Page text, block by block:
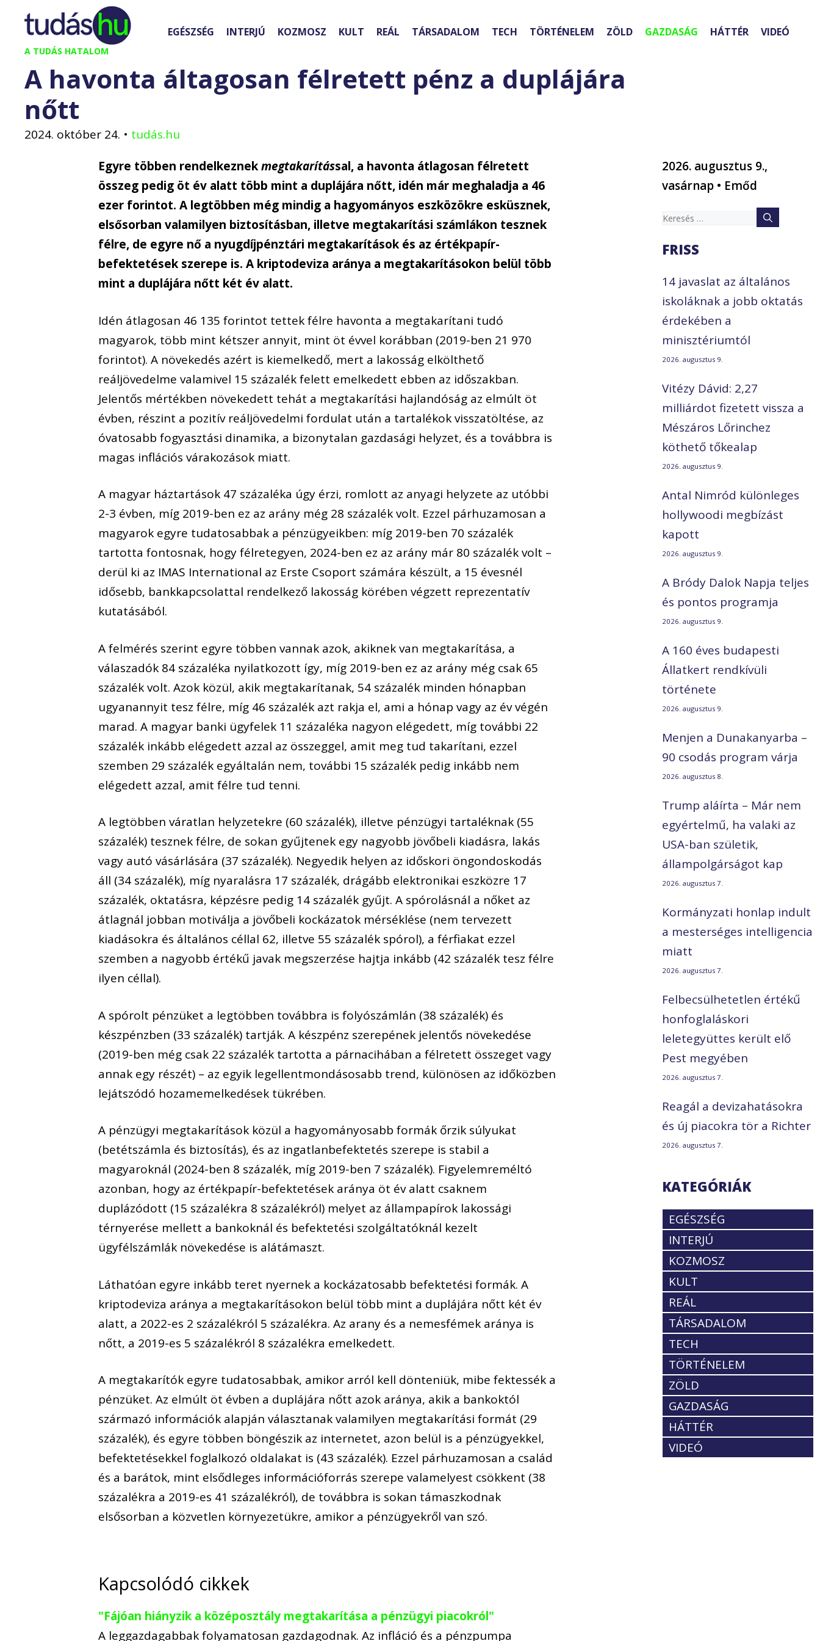
Kilépés
tartalomba
A TUDÁS HATALOM
EGÉSZSÉG INTERJÚ KOZMOSZ KULT REÁL TÁRSADALOM TECH TÖRTÉNELEM ZÖLD GAZDASÁG HÁTTÉR VIDEÓ
A havonta áltagosan félretett pénz a duplájára
nőtt
2024. október 24. • tudás.hu
Egyre többen rendelkeznekmegtakarítással, a havonta átlagosan félretett
összeg pedig öt év alatt több mint a duplájára nőtt, idén már meghaladja a 46
ezer forintot. A legtöbben még mindig a hagyományos eszközökre esküsznek,
elsősorban valamilyen biztosításban, illetve megtakarítási számlákon tesznek
félre, de egyre nő a nyugdíjpénztári megtakarítások és az értékpapír-
befektetések szerepe is. A kriptodeviza aránya a megtakarításokon belül több
mint a duplájára nőtt két év alatt.
Idén átlagosan 46 135 forintot tettek félre havonta a megtakarítani tudó
magyarok, több mint kétszer annyit, mint öt évvel korábban (2019-ben 21 970
forintot). A növekedés azért is kiemelkedő, mert a lakosság elkölthető
reáljövedelme valamivel 15 százalék felett emelkedett ebben az időszakban.
Jelentős mértékben növekedett tehát a megtakarítási hajlandóság az elmúlt öt
évben, részint a pozitív reáljövedelmi fordulat után a tartalékok visszatöltése, az
óvatosabb fogyasztási dinamika, a bizonytalan gazdasági helyzet, és a továbbra is
magas inflációs várakozások miatt.
A magyar háztartások 47 százaléka úgy érzi, romlott az anyagi helyzete az utóbbi
2-3 évben, míg 2019-ben ez az arány még 28 százalék volt. Ezzel párhuzamosan a
magyarok egyre tudatosabbak a pénzügyeikben: míg 2019-ben 70 százalék
tartotta fontosnak, hogy félretegyen, 2024-ben ez az arány már 80 százalék volt –
derül ki az IMAS International az Erste Csoport számára készült, a 15 évesnél
idősebb, bankkapcsolattal rendelkező lakosság körében végzett reprezentatív
kutatásából.
A felmérés szerint egyre többen vannak azok, akiknek van megtakarítása, a
válaszadók 84 százaléka nyilatkozott így, míg 2019-ben ez az arány még csak 65
százalék volt. Azok közül, akik megtakarítanak, 54 százalék minden hónapban
ugyanannyit tesz félre, míg 46 százalék azt rakja el, ami a hónap vagy az év végén
marad. A magyar banki ügyfelek 11 százaléka nagyon elégedett, míg további 22
százalék inkább elégedett azzal az összeggel, amit meg tud takarítani, ezzel
szemben 29 százalék egyáltalán nem, további 15 százalék pedig inkább nem
elégedett azzal, amit félre tud tenni.
A legtöbben váratlan helyzetekre (60 százalék), illetve pénzügyi tartaléknak (55
százalék) tesznek félre, de sokan gyűjtenek egy nagyobb jövőbeli kiadásra, lakás
vagy autó vásárlására (37 százalék). Negyedik helyen az időskori öngondoskodás
áll (34 százalék), míg nyaralásra 17 százalék, drágább elektronikai eszközre 17
százalék, oktatásra, képzésre pedig 14 százalék gyűjt. A spórolásnál a nőket az
átlagnál jobban motiválja a jövőbeli kockázatok mérséklése (nem tervezett
kiadásokra és általános céllal 62, illetve 55 százalék spórol), a férfiakat ezzel
szemben a nagyobb értékű javak megszerzése hajtja inkább (42 százalék tesz félre
ilyen céllal).
A spórolt pénzüket a legtöbben továbbra is folyószámlán (38 százalék) és
készpénzben (33 százalék) tartják. A készpénz szerepének jelentős növekedése
(2019-ben még csak 22 százalék tartotta a párnacihában a félretett összeget vagy
annak egy részét) – az egyik legellentmondásosabb trend, különösen az időközben
lejátszódó hozamemelkedések tükrében.
A pénzügyi megtakarítások közül a hagyományosabb formák őrzik súlyukat
(betétszámla és biztosítás), és az ingatlanbefektetés szerepe is stabil a
magyaroknál (2024-ben 8 százalék, míg 2019-ben 7 százalék). Figyelemreméltó
azonban, hogy az értékpapír-befektetések aránya öt év alatt csaknem
duplázódott (15 százalékra 8 százalékról) melyet az állampapírok lakossági
térnyerése mellett a bankoknál és befektetési szolgáltatóknál kezelt
ügyfélszámlák növekedése is alátámaszt.
Láthatóan egyre inkább teret nyernek a kockázatosabb befektetési formák. A
kriptodeviza aránya a megtakarításokon belül több mint a duplájára nőtt két év
alatt, a 2022-es 2 százalékról 5 százalékra. Az arany és a nemesfémek aránya is
nőtt, a 2019-es 5 százalékról 8 százalékra emelkedett.
A megtakarítók egyre tudatosabbak, amikor arról kell dönteniük, mibe fektessék a
pénzüket. Az elmúlt öt évben a duplájára nőtt azok aránya, akik a bankoktól
származó információk alapján választanak valamilyen megtakarítási formát (29
százalék), és egyre többen böngészik az internetet, azon belül is a pénzügyekkel,
befektetésekkel foglalkozó oldalakat is (43 százalék). Ezzel párhuzamosan a család
és a barátok, mint elsődleges információforrás szerepe valamelyest csökkent (38
százalékra a 2019-es 41 százalékról), de továbbra is sokan támaszkodnak
elsősorban a közvetlen környezetükre, amikor a pénzügyekről van szó.
Kapcsolódó cikkek
"Fájóan hiányzik a középosztály megtakarítása a pénzügyi piacokról"
A leggazdagabbak folyamatosan gazdagodnak. Az infláció és a pénzpumpa
2026. augusztus 9.,
vasárnap • Emőd
Keresés:
FRISS
14 javaslat az általános
iskoláknak a jobb oktatás
érdekében a
minisztériumtól
2026. augusztus 9.
Vitézy Dávid: 2,27
milliárdot fizetett vissza a
Mészáros Lőrinchez
köthető tőkealap
2026. augusztus 9.
Antal Nimród különleges
hollywoodi megbízást
kapott
2026. augusztus 9.
A Bródy Dalok Napja teljes
és pontos programja
2026. augusztus 9.
A 160 éves budapesti
Állatkert rendkívüli
története
2026. augusztus 9.
Menjen a Dunakanyarba –
90 csodás program várja
2026. augusztus 8.
Trump aláírta – Már nem
egyértelmű, ha valaki az
USA-ban születik,
állampolgárságot kap
2026. augusztus 7.
Kormányzati honlap indult
a mesterséges intelligencia
miatt
2026. augusztus 7.
Felbecsülhetetlen értékű
honfoglaláskori
leletegyüttes került elő
Pest megyében
2026. augusztus 7.
Reagál a devizahatásokra
és új piacokra tör a Richter
2026. augusztus 7.
KATEGÓRIÁK
EGÉSZSÉG
INTERJÚ
KOZMOSZ
KULT
REÁL
TÁRSADALOM
TECH
TÖRTÉNELEM
ZÖLD
GAZDASÁG
HÁTTÉR
VIDEÓ